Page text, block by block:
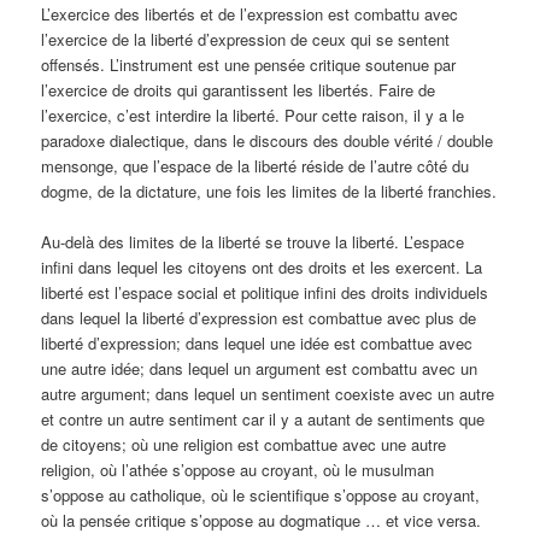
L’exercice des libertés et de l’expression est combattu avec
l’exercice de la liberté d’expression de ceux qui se sentent
offensés. L’instrument est une pensée critique soutenue par
l’exercice de droits qui garantissent les libertés. Faire de
l’exercice, c’est interdire la liberté. Pour cette raison, il y a le
paradoxe dialectique, dans le discours des double vérité / double
mensonge, que l’espace de la liberté réside de l’autre côté du
dogme, de la dictature, une fois les limites de la liberté franchies.
Au-delà des limites de la liberté se trouve la liberté. L’espace
infini dans lequel les citoyens ont des droits et les exercent. La
liberté est l’espace social et politique infini des droits individuels
dans lequel la liberté d’expression est combattue avec plus de
liberté d’expression; dans lequel une idée est combattue avec
une autre idée; dans lequel un argument est combattu avec un
autre argument; dans lequel un sentiment coexiste avec un autre
et contre un autre sentiment car il y a autant de sentiments que
de citoyens; où une religion est combattue avec une autre
religion, où l’athée s’oppose au croyant, où le musulman
s’oppose au catholique, où le scientifique s’oppose au croyant,
où la pensée critique s’oppose au dogmatique … et vice versa.